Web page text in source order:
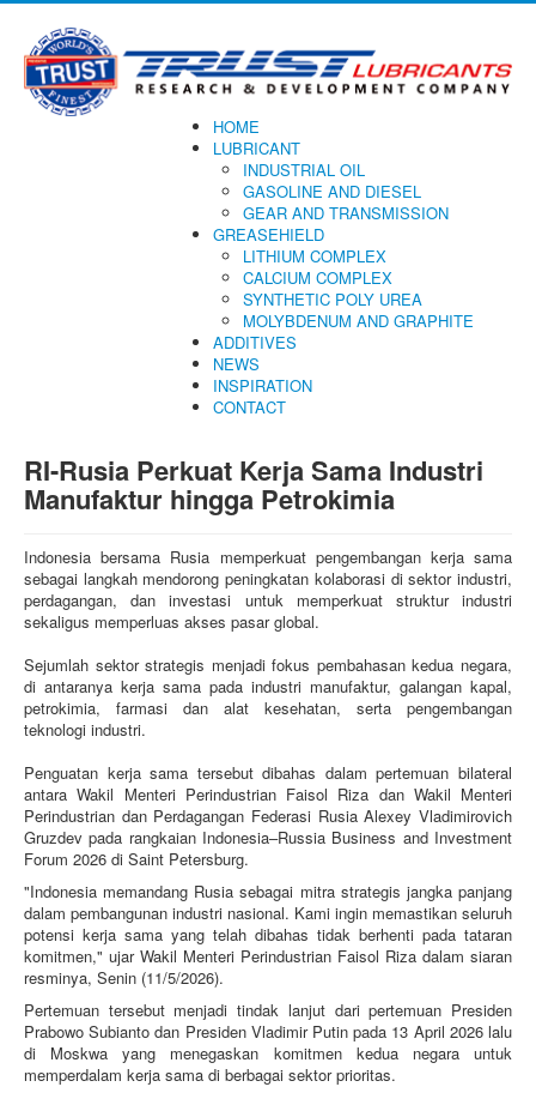
HOME
LUBRICANT
INDUSTRIAL OIL
GASOLINE AND DIESEL
GEAR AND TRANSMISSION
GREASEHIELD
LITHIUM COMPLEX
CALCIUM COMPLEX
SYNTHETIC POLY UREA
MOLYBDENUM AND GRAPHITE
ADDITIVES
NEWS
INSPIRATION
CONTACT
RI-Rusia Perkuat Kerja Sama Industri
Manufaktur hingga Petrokimia
Indonesia bersama Rusia memperkuat pengembangan kerja sama
sebagai langkah mendorong peningkatan kolaborasi di sektor industri,
perdagangan, dan investasi untuk memperkuat struktur industri
sekaligus memperluas akses pasar global.
Sejumlah sektor strategis menjadi fokus pembahasan kedua negara,
di antaranya kerja sama pada industri manufaktur, galangan kapal,
petrokimia, farmasi dan alat kesehatan, serta pengembangan
teknologi industri.
Penguatan kerja sama tersebut dibahas dalam pertemuan bilateral
antara Wakil Menteri Perindustrian Faisol Riza dan Wakil Menteri
Perindustrian dan Perdagangan Federasi Rusia Alexey Vladimirovich
Gruzdev pada rangkaian Indonesia–Russia Business and Investment
Forum 2026 di Saint Petersburg.
"Indonesia memandang Rusia sebagai mitra strategis jangka panjang
dalam pembangunan industri nasional. Kami ingin memastikan seluruh
potensi kerja sama yang telah dibahas tidak berhenti pada tataran
komitmen," ujar Wakil Menteri Perindustrian Faisol Riza dalam siaran
resminya, Senin (11/5/2026).
Pertemuan tersebut menjadi tindak lanjut dari pertemuan Presiden
Prabowo Subianto dan Presiden Vladimir Putin pada 13 April 2026 lalu
di Moskwa yang menegaskan komitmen kedua negara untuk
memperdalam kerja sama di berbagai sektor prioritas.